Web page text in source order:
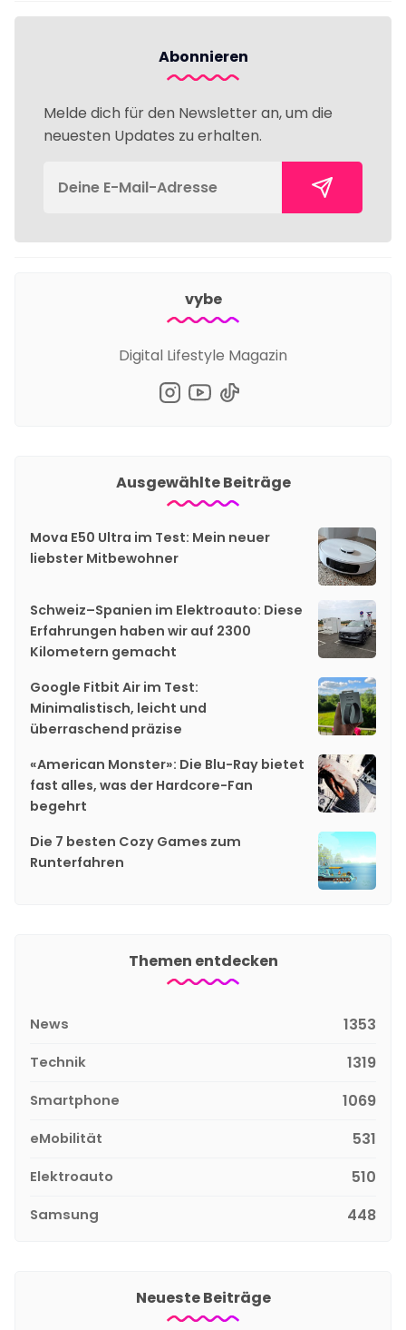
Abonnieren
Melde dich für den Newsletter an, um die
neuesten Updates zu erhalten.
vybe
Digital Lifestyle Magazin
Ausgewählte Beiträge
Mova E50 Ultra im Test: Mein neuer
liebster Mitbewohner
Schweiz–Spanien im Elektroauto: Diese
Erfahrungen haben wir auf 2300
Kilometern gemacht
Google Fitbit Air im Test:
Minimalistisch, leicht und
überraschend präzise
«American Monster»: Die Blu-Ray bietet
fast alles, was der Hardcore-Fan
begehrt
Die 7 besten Cozy Games zum
Runterfahren
Themen entdecken
News 1353
Technik 1319
Smartphone 1069
eMobilität 531
Elektroauto 510
Samsung 448
Neueste Beiträge